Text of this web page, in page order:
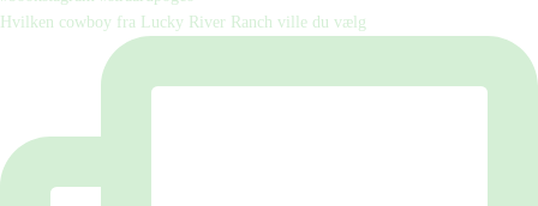
Hvilken cowboy fra Lucky River Ranch ville du vælg